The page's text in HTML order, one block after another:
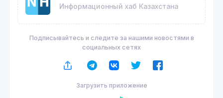
Информационный хаб Казахстана
Подписывайтесь и следите за нашими новостями в
социальных сетях
Загрузить приложение